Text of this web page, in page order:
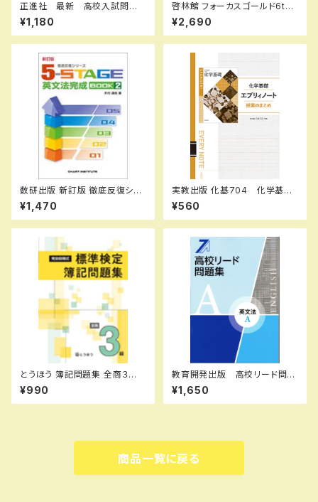
正進社 最新 高校入試問題
集 理科 2027年春受験用
新品完全セット ISBN： ISBN
-10： SKU：004000590
¥1,180
啓林館 フォーカスゴールド6th
Edition 数学Ⅱ+B+C（ベクト
ル） 新品 問題集本体と別冊
解答つき ISBN：978440226
¥2,690
数研出版 新訂版 徹底反復シリ
ーズ 《5-STAGE》 英文法完成
BOOK 2 新品 問題集本体
のみ 別冊解答なし ISBN：9
441039522X SKU：001-82
0-005
¥1,470
実教出版 化基704 化学基礎
エブリィノート 授業のまとめ
新品 問題集本体のみ 別冊
解答なし ISBN：97844073
009 SKU：003262230
¥560
とうほう 簿記問題集 全商３
級 新品 問題集本体と別冊
解答つき ISBN：97848090
64401 ISBN-10：4809064
¥990
教育開発出版 高校リード問題
集 英文法 A ，英文法 B 202
6年度版 各科目（選択くださ
い） 新品完全セット ISBN
¥1,650
商品一覧に戻る